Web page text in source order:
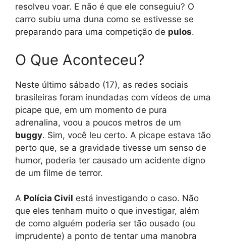
resolveu voar. E não é que ele conseguiu? O
carro subiu uma duna como se estivesse se
preparando para uma competição de pulos.
O Que Aconteceu?
Neste último sábado (17), as redes sociais
brasileiras foram inundadas com vídeos de uma
picape que, em um momento de pura
adrenalina, voou a poucos metros de um
buggy. Sim, você leu certo. A picape estava tão
perto que, se a gravidade tivesse um senso de
humor, poderia ter causado um acidente digno
de um filme de terror.
A Polícia Civil está investigando o caso. Não
que eles tenham muito o que investigar, além
de como alguém poderia ser tão ousado (ou
imprudente) a ponto de tentar uma manobra